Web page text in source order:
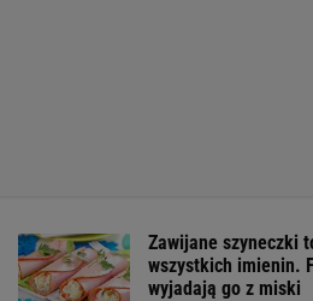
Zawijane szyneczki
wszystkich imienin.
wyjadają go z miski